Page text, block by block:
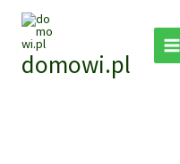
Przejdź
treścidomowi.pl